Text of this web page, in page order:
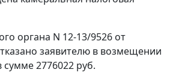
органа N 12-13/9526 от
заявителю в возмещении
сумме 2776022 руб.